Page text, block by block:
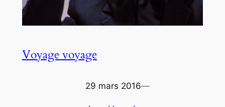
Voyage voyage
29 mars 2016—